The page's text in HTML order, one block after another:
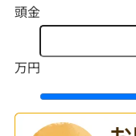
頭金
万円